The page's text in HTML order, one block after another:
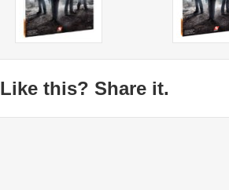
Like this? Share it.